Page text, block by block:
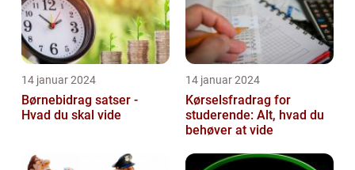
14 januar 2024
Børnebidrag satser -
Hvad du skal vide
14 januar 2024
Kørselsfradrag for
studerende: Alt, hvad du
behøver at vide